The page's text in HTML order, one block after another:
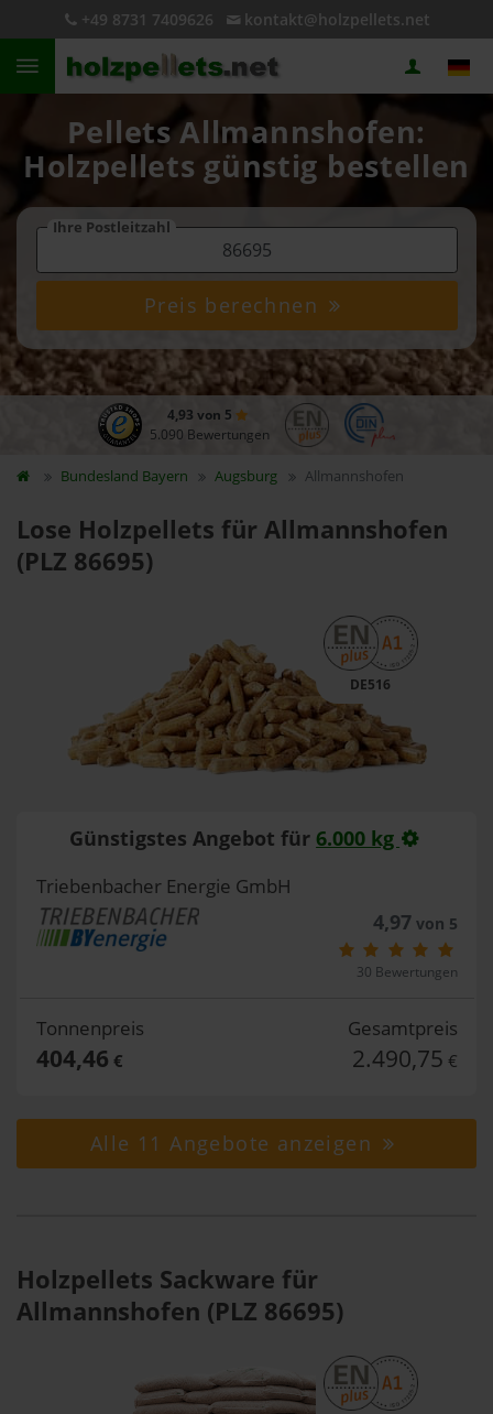
+49 8731 7409626 kontakt@holzpellets.net
Pellets Allmannshofen:
Holzpellets günstig bestellen
Ihre Postleitzahl
Preis berechnen
4,93 von 5
5.090 Bewertungen
Bundesland Bayern Augsburg Allmannshofen
Lose Holzpellets für Allmannshofen
(PLZ 86695)
DE516
Günstigstes Angebot für 6.000 kg
Triebenbacher Energie GmbH
4,97von 5
30 Bewertungen
Tonnenpreis
404,46 €
Gesamtpreis
2.490,75 €
Alle 11 Angebote anzeigen
Holzpellets Sackware für
Allmannshofen (PLZ 86695)